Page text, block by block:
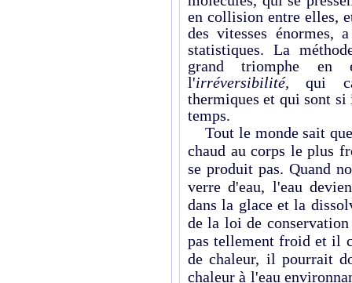
en collision entre elles,
des vitesses énormes,
statistiques. La
grand triomphe en
l'irréversibilité,qui
thermiques et qui sont
temps.
Tout le monde sait
chaud au corps le plus
se produit pas. Quand
verre d'eau, l'eau
dans la glace et la
de la loi de
pas tellement froid et il
de chaleur, il pourrait
chaleur à l'eau